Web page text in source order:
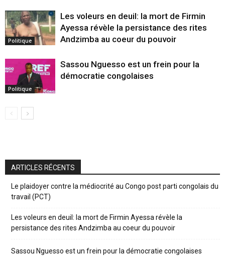
Politique
Les voleurs en deuil: la mort de Firmin
Ayessa révèle la persistance des rites
Andzimba au coeur du pouvoir
Politique
Sassou Nguesso est un frein pour la
démocratie congolaises
ARTICLES RÉCENTS
Le plaidoyer contre la médiocrité au Congo post parti congolais du
travail (PCT)
Les voleurs en deuil: la mort de Firmin Ayessa révèle la
persistance des rites Andzimba au coeur du pouvoir
Sassou Nguesso est un frein pour la démocratie congolaises